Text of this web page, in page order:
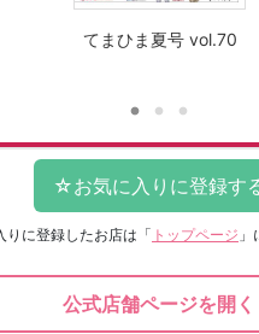
てまひま夏号 vol.70
りに登録したお店は 「 トップページ 」
公式店舗ページを開く